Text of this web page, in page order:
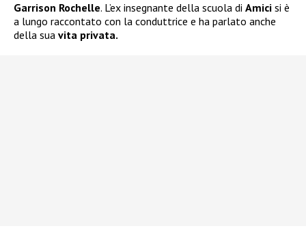
Garrison Rochelle. L’ex insegnante della scuola di Amici si è
a lungo raccontato con la conduttrice e ha parlato anche
della sua vita privata.